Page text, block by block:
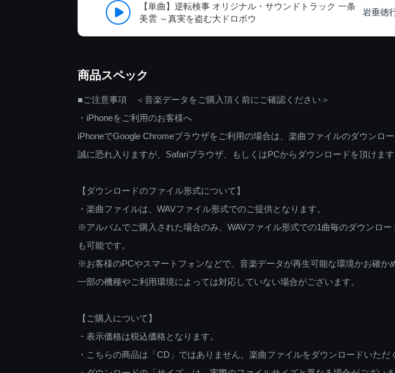
【単曲】逆転検事 オリジナル・サウンドトラック 一条
美雲 ～真実を盗む大ドロボウ
岩垂徳
商品スペック
■ご注意事項 ＜音楽データをご購入頂く前にご確認ください＞
・iPhoneをご利用のお客様へ
iPhoneでGoogle Chromeブラウザをご利用の場合は、楽曲ファイルのダウンロー
誠に恐れ入りますが、Safariブラウザ、もしくはPCからダウンロードを頂けます
【ダウンロードのファイル形式について】
・楽曲ファイルは、WAVファイル形式でのご提供となります。
※アルバムでご購入された場合のみ、WAVファイル形式での1曲毎のダウンロ
も可能です。
※お客様のPCやスマートフォンなどで、音楽データが再生可能な環境かお確か
一部の機種やご利用環境によっては対応していない場合がございます。
【ご購入について】
・表示価格は税込価格となります。
・こちらの商品は「CD」ではありません。楽曲ファイルをダウンロードいた